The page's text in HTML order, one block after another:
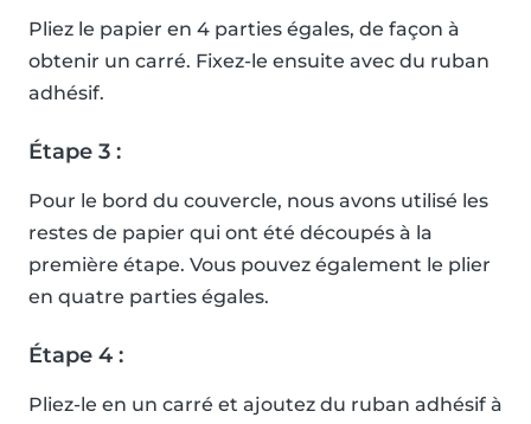
Pliez le papier en 4 parties égales, de façon à
obtenir un carré. Fixez-le ensuite avec du ruban
adhésif.
Étape 3 :
Pour le bord du couvercle, nous avons utilisé les
restes de papier qui ont été découpés à la
première étape. Vous pouvez également le plier
en quatre parties égales.
Étape 4 :
Pliez-le en un carré et ajoutez du ruban adhésif à